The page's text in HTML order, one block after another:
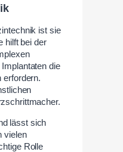
ist sie
hilft bei der
Implantaten die
erfordern.
lässt sich
vielen
Rolle